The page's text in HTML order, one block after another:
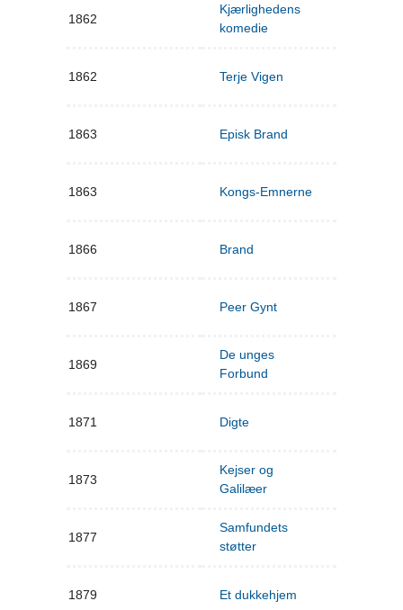
1862
Kjærlighedens
komedie
1862 Terje Vigen
1863 Episk Brand
1863 Kongs-Emnerne
1866 Brand
1867 Peer Gynt
1869
De unges
Forbund
1871 Digte
1873
Kejser og
Galilæer
1877
Samfundets
støtter
1879 Et dukkehjem